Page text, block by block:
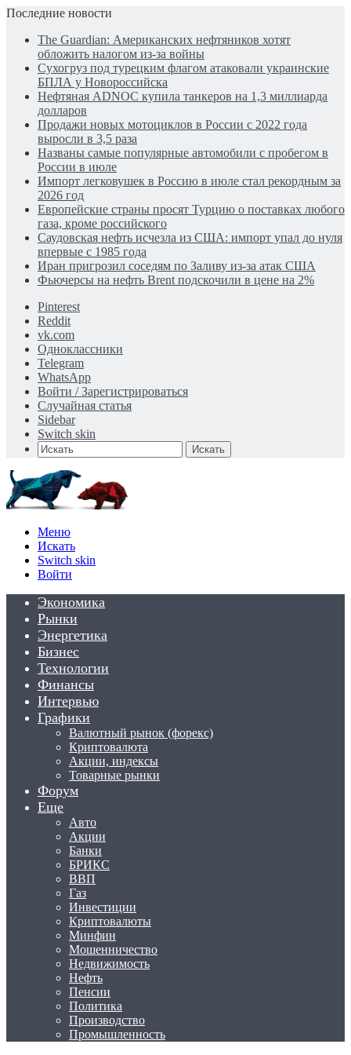
Последние новости
The Guardian: Американских нефтяников хотят
обложить налогом из-за войны
Сухогруз под турецким флагом атаковали украинские
БПЛА у Новороссийска
Нефтяная ADNOC купила танкеров на 1,3 миллиарда
долларов
Продажи новых мотоциклов в России с 2022 года
выросли в 3,5 раза
Названы самые популярные автомобили с пробегом в
России в июле
Импорт легковушек в Россию в июле стал рекордным за
2026 год
Европейские страны просят Турцию о поставках любого
газа, кроме российского
Саудовская нефть исчезла из США: импорт упал до нуля
впервые с 1985 года
Иран пригрозил соседям по Заливу из-за атак США
Фьючерсы на нефть Brent подскочили в цене на 2%
Pinterest
Reddit
vk.com
Одноклассники
Telegram
WhatsApp
Войти / Зарегистрироваться
Случайная статья
Sidebar
Switch skin
Искать
Меню
Искать
Switch skin
Войти
Экономика
Рынки
Энергетика
Бизнес
Технологии
Финансы
Интервью
Графики
Валютный рынок (форекс)
Криптовалюта
Акции, индексы
Товарные рынки
Форум
Еще
Авто
Акции
Банки
БРИКС
ВВП
Газ
Инвестиции
Криптовалюты
Минфин
Мошенничество
Недвижимость
Нефть
Пенсии
Политика
Производство
Промышленность